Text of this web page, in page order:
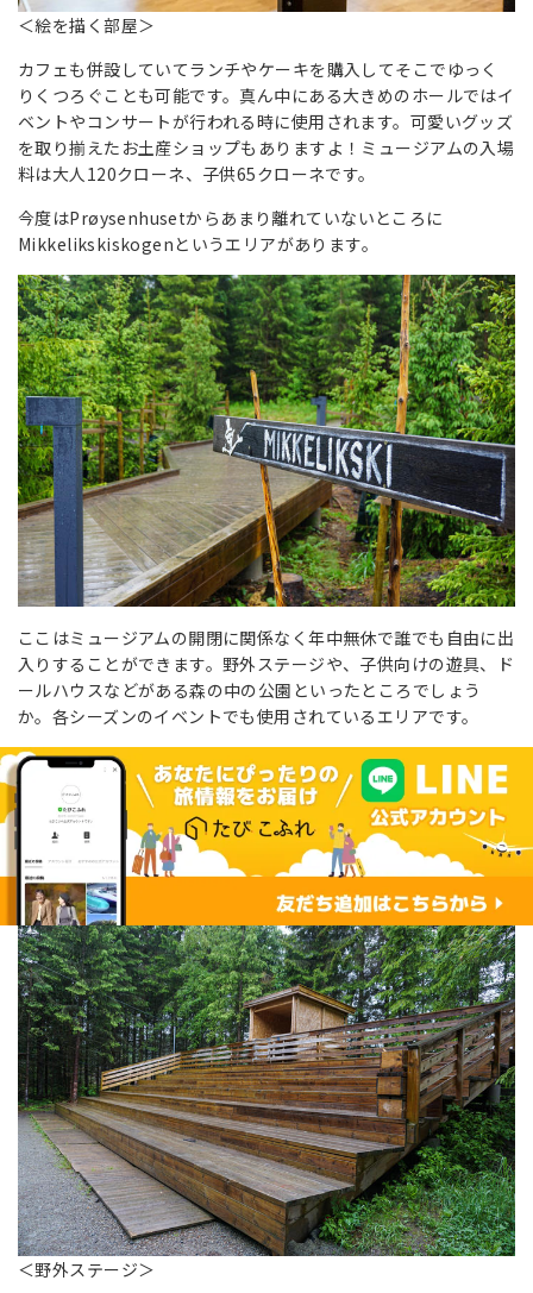
＜絵を描く部屋＞
カフェも併設していてランチやケーキを購入してそこでゆっく
りくつろぐことも可能です。真ん中にある大きめのホールではイ
ベントやコンサートが行われる時に使用されます。可愛いグッズ
を取り揃えたお土産ショップもありますよ！ミュージアムの入場
料は大人120クローネ、子供65クローネです。
今度はPrøysenhusetからあまり離れていないところに
Mikkelikskiskogenというエリアがあります。
ここはミュージアムの開閉に関係なく年中無休で誰でも自由に出
入りすることができます。野外ステージや、子供向けの遊具、ド
ールハウスなどがある森の中の公園といったところでしょう
か。各シーズンのイベントでも使用されているエリアです。
＜野外ステージ＞